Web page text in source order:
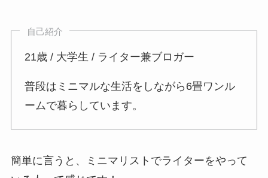
自己紹介
21歳 / 大学生 / ライター兼ブロガー
普段はミニマルな生活をしながら6畳ワンル
ームで暮らしています。
簡単に言うと、ミニマリストでライターをやって